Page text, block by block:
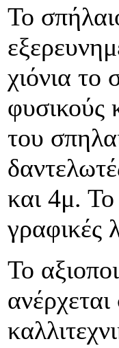
Το
χιόνια το
φυσικούς
του
και 4μ. Το
γραφικές
Το